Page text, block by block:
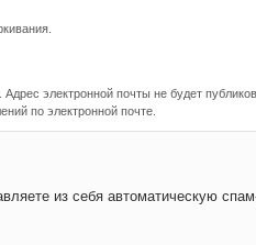
электронной почты не будет
по электронной почте.
являетесь ли Вы человеком или представляете из себя